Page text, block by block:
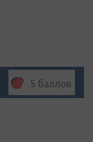
5 баллов